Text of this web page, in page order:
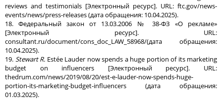
reviews and testimonials [Электронный ресурс]. URL: ftc.gov/news-
events/news/press-releases (дата обращения: 10.04.2025).
18. Федеральный закон от 13.03.2006 № 38-ФЗ «О рекламе»
[Электронный ресурс]. URL:
consultant.ru/document/cons_doc_LAW_58968/(дата обращения:
10.04.2025).
19. Stewart R. Estée Lauder now spends a huge portion of its marketing
budget on influencers [Электронный ресурс]. URL:
thedrum.com/news/2019/08/20/est-e-lauder-now-spends-huge-
portion-its-marketing-budget-influencers (дата обращения:
01.03.2025).